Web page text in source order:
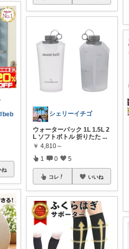
ね
シェリーイチゴ
ウォーターパック 1L 1.5L 2
L ソフトボトル 折りたた ...
￥ 4,810～
1 0 5
コレ いいね